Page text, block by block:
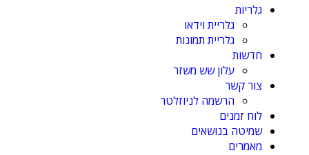
גלריות
גלריית וידאו
גלריית תמונות
חדשות
עלון שש משזר
צור קשר
הרשמה לניוזלטר
לוח זמנים
שמיטה בנושאים
מאמרים